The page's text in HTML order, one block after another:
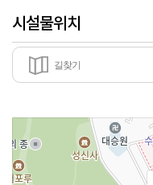
시설물위치
길찾기